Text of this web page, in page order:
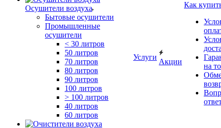
Осушители воздуха
Бытовые осушители
Промышленные
осушители
< 30 литров
50 литров
70 литров
80 литров
90 литров
100 литров
> 100 литров
40 литров
60 литров
Услуги
Акции
Как
на